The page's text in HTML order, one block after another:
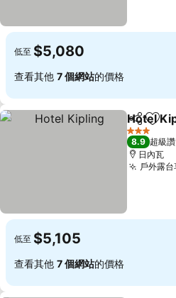
低至 $5,080
查看其他 7 個網站的價格
分享 加入
Hotel
3 星級
8.9 超級讚
日內瓦
戶外露
低至 $5,105
查看其他 7 個網站的價格